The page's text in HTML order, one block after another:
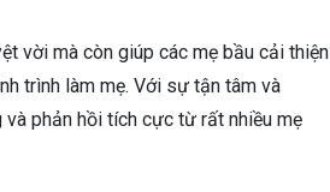
vời mà còn giúp các mẹ bầu cải thiện
trình làm mẹ. Với sự tận tâm và
phản hồi tích cực từ rất nhiều mẹ